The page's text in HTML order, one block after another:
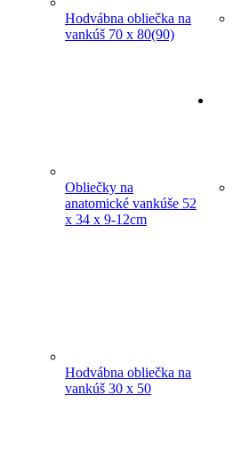
Hodvábna obliečka na
vankúš 70 x 80(90)
Obliečky na
anatomické vankúše 52
x 34 x 9-12cm
Hodvábna obliečka na
vankúš 30 x 50